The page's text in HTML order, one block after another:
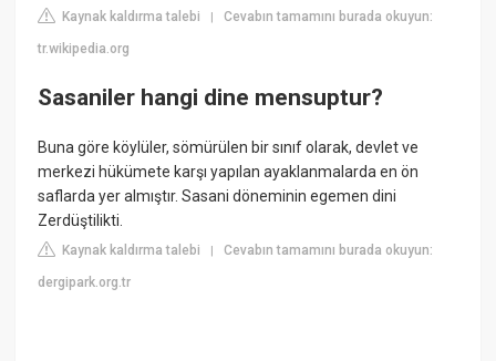
Kaynak kaldırma talebi |Cevabın tamamını burada okuyun:
tr.wikipedia.org
Sasaniler hangi dine mensuptur?
Buna göre köylüler, sömürülen bir sınıf olarak, devlet ve
merkezi hükümete karşı yapılan ayaklanmalarda en ön
saflarda yer almıştır. Sasani döneminin egemen dini
Zerdüştilikti.
Kaynak kaldırma talebi |Cevabın tamamını burada okuyun:
dergipark.org.tr